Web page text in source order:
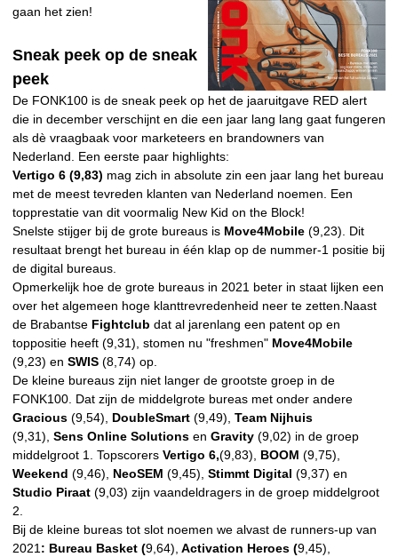
gaan het zien!
Sneak peek op de sneak
peek
De FONK100 is de sneak peek op het de jaaruitgave RED alert
die in december verschijnt en die een jaar lang lang gaat fungeren
als dè vraagbaak voor marketeers en brandowners van
Nederland. Een eerste paar highlights:
Vertigo 6 (9,83) mag zich in absolute zin een jaar lang het bureau
met de meest tevreden klanten van Nederland noemen. Een
topprestatie van dit voormalig New Kid on the Block!
Snelste stijger bij de grote bureaus is Move4Mobile (9,23). Dit
resultaat brengt het bureau in één klap op de nummer-1 positie bij
de digital bureaus.
Opmerkelijk hoe de grote bureaus in 2021 beter in staat lijken een
over het algemeen hoge klanttrevredenheid neer te zetten.Naast
de Brabantse Fightclub dat al jarenlang een patent op en
toppositie heeft (9,31), stomen nu "freshmen" Move4Mobile
(9,23) en SWIS (8,74) op.
De kleine bureaus zijn niet langer de grootste groep in de
FONK100. Dat zijn de middelgrote bureas met onder andere
Gracious (9,54), DoubleSmart (9,49), Team Nijhuis
(9,31), Sens Online Solutions en Gravity (9,02) in de groep
middelgroot 1. Topscorers Vertigo 6,(9,83), BOOM (9,75),
Weekend (9,46), NeoSEM (9,45), Stimmt Digital (9,37) en
Studio Piraat (9,03) zijn vaandeldragers in de groep middelgroot
2.
Bij de kleine bureas tot slot noemen we alvast de runners-up van
2021 : Bureau Basket (9,64), Activation Heroes (9,45),